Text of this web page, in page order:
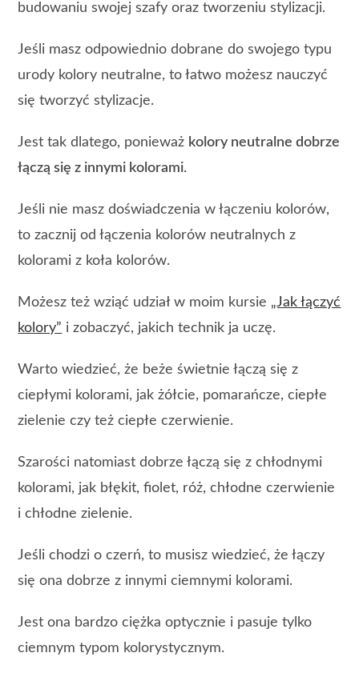
budowaniu swojej szafy oraz tworzeniu stylizacji.
Jeśli masz odpowiednio dobrane do swojego typu
urody kolory neutralne, to łatwo możesz nauczyć
się tworzyć stylizacje.
Jest tak dlatego, ponieważ kolory neutralne dobrze
łączą się z innymi kolorami.
Jeśli nie masz doświadczenia w łączeniu kolorów,
to zacznij od łączenia kolorów neutralnych z
kolorami z koła kolorów.
Możesz też wziąć udział w moim kursie „Jak łączyć
kolory” i zobaczyć, jakich technik ja uczę.
Warto wiedzieć, że beże świetnie łączą się z
ciepłymi kolorami, jak żółcie, pomarańcze, ciepłe
zielenie czy też ciepłe czerwienie.
Szarości natomiast dobrze łączą się z chłodnymi
kolorami, jak błękit, fiolet, róż, chłodne czerwienie
i chłodne zielenie.
Jeśli chodzi o czerń, to musisz wiedzieć, że łączy
się ona dobrze z innymi ciemnymi kolorami.
Jest ona bardzo ciężka optycznie i pasuje tylko
ciemnym typom kolorystycznym.